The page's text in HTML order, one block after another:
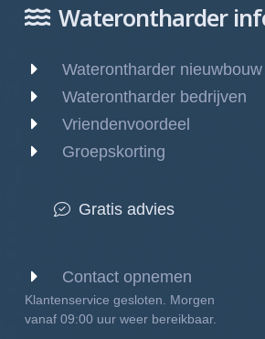
Waterontharder
Waterontharder nieuwbouw
Waterontharder bedrijven
Vriendenvoordeel
Groepskorting
Gratis advies
Contact opnemen
Klantenservice gesloten. Morgen
vanaf 09:00 uur weer bereikbaar.